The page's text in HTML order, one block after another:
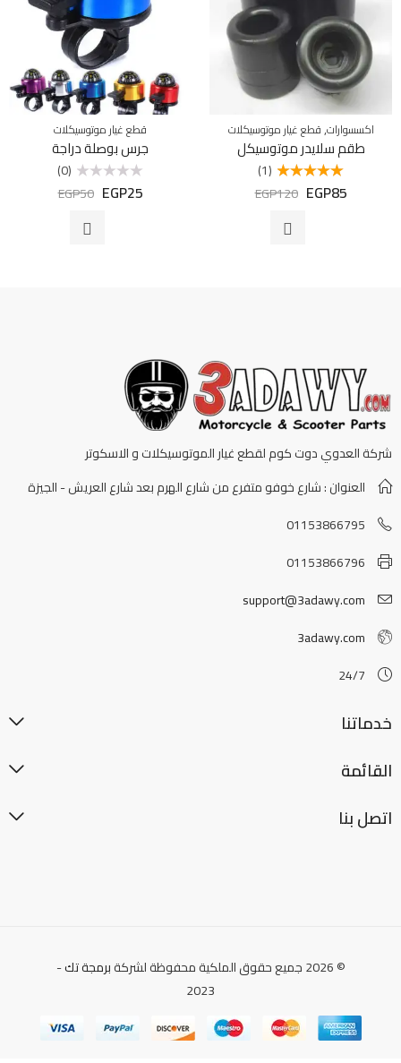
اكسسوارات,قطع غيار موتوسيكلات
طقم سلايدر موتوسيكل
5.00من 5
(1)
EGP85
EGP120
قطع غيار موتوسيكلات
جرس بوصلة دراجة
التقييم
(0)
EGP25
EGP50
شركة العدوي دوت كوم لقطع غيار الموتوسيكلات و الاسكوتر
العنوان : شارع خوفو متفرع من شارع الهرم بعد شارع العريش - الجيزة
01153866795
01153866796
support@3adawy.com
3adawy.com
24/7
خدماتنا
القائمة
اتصل بنا
© 2026 جميع حقوق الملكية محفوظة لشركة برمجة تك-
2023